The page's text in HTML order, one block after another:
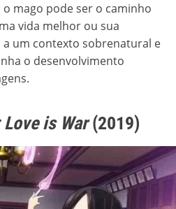
mago pode ser o caminho
vida melhor ou sua
a um contexto sobrenatural e
o desenvolvimento
is War(2019)